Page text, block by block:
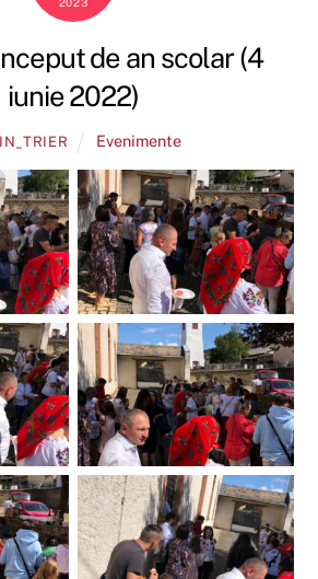
2023
de an scolar (4
iunie 2022)
Evenimente